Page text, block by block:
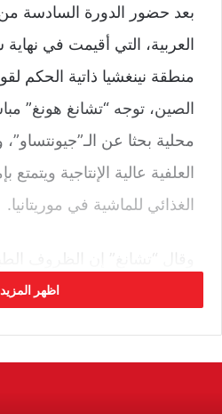
بعد حضور الدورة السادسة
العربية، التي أقيمت في
منطقة نينغشيا ذاتية الحكم
الصين، توجه “تشانغ هونغ”
محلية بحثا عن
العلفية عالية الإنتاجية ويتمتع
الغذائي للماشية في موريتانيا.
اظهر المزيد